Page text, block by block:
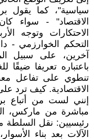
سياسية"، كما يقول
الاقتصاد" - سواء
الاحتكارات وتوجه
التحكم الخوارزمي -
آخرين، على سبيل
باعتباره تعريفا ضيقًا
تنطوي على تفاعل
الاقتصادية. كيف ترد
إنني لست من أتباع
مباشرة من ماركس،
رئيسيين: نقل
الآلات بعد بناء